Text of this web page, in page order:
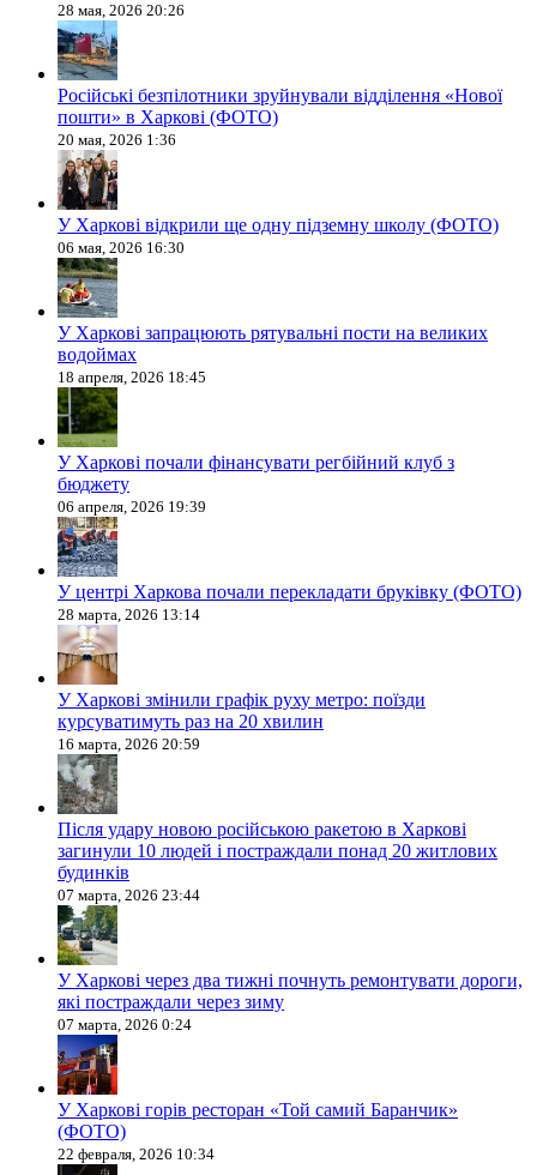
28 мая, 2026 20:26
Російські безпілотники зруйнували відділення «Нової
пошти» в Харкові (ФОТО)
20 мая, 2026 1:36
У Харкові відкрили ще одну підземну школу (ФОТО)
06 мая, 2026 16:30
У Харкові запрацюють рятувальні пости на великих
водоймах
18 апреля, 2026 18:45
У Харкові почали фінансувати регбійний клуб з
бюджету
06 апреля, 2026 19:39
У центрі Харкова почали перекладати бруківку (ФОТО)
28 марта, 2026 13:14
У Харкові змінили графік руху метро: поїзди
курсуватимуть раз на 20 хвилин
16 марта, 2026 20:59
Після удару новою російською ракетою в Харкові
загинули 10 людей і постраждали понад 20 житлових
будинків
07 марта, 2026 23:44
У Харкові через два тижні почнуть ремонтувати дороги,
які постраждали через зиму
07 марта, 2026 0:24
У Харкові горів ресторан «Той самий Баранчик»
(ФОТО)
22 февраля, 2026 10:34